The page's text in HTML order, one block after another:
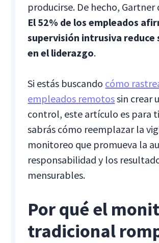
producirse. De hecho, Gartner
El 52% de los empleados
supervisión intrusiva reduce
en el liderazgo.
Si estás buscando cómo
empleados remotossin crear
control, este artículo es para
sabrás cómo reemplazar la
monitoreo que promueva la
responsabilidad y los
mensurables.
Por qué el
tradicional